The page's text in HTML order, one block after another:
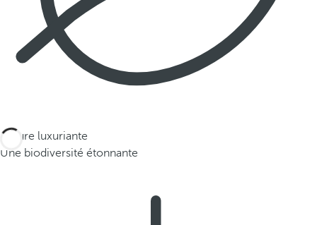
Nature luxuriante
Une biodiversité étonnante